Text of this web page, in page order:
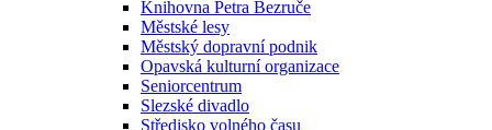
Knihovna Petra Bezruče
Městské lesy
Městský dopravní podnik
Opavská kulturní organizace
Seniorcentrum
Slezské divadlo
Středisko volného času